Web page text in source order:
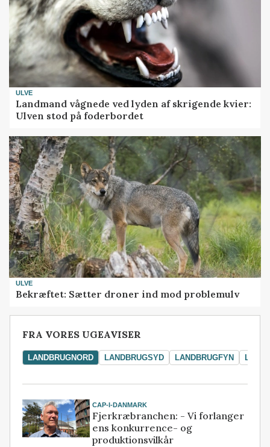
ULVE
Landmand vågnede ved lyden af skrigende kvier:
Ulven stod på foderbordet
ULVE
Bekræftet: Sætter droner ind mod problemulv
FRA VORES UGEAVISER
LANDBRUGNORD LANDBRUGSYD LANDBRUGFYN
CAP-I-DANMARK
Fjerkræbranchen: - Vi forlanger
ens konkurrence- og
produktionsvilkår